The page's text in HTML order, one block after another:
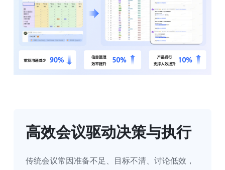
高效会议驱动决策与执行
传统会议常因准备不足、目标不清、讨论低效，